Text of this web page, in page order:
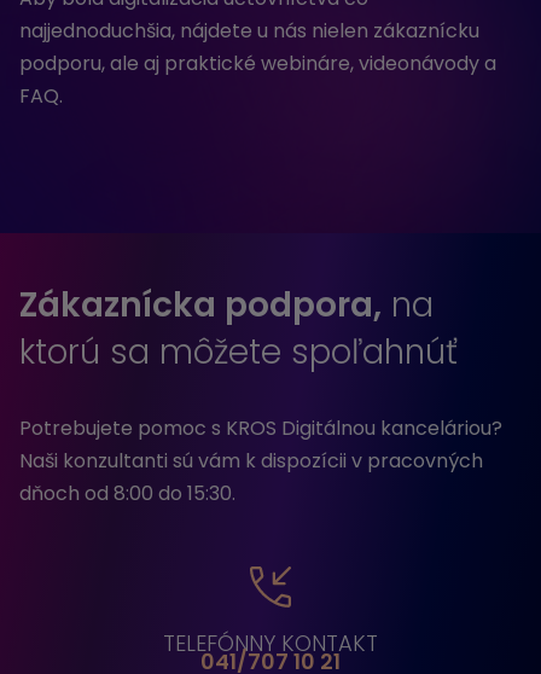
najjednoduchšia, nájdete u nás nielen zákaznícku
podporu, ale aj praktické webináre, videonávody a
FAQ.
Zákaznícka podpora, na
ktorú sa môžete spoľahnúť
Potrebujete pomoc s KROS Digitálnou kanceláriou?
Naši konzultanti sú vám k dispozícii v pracovných
dňoch od 8:00 do 15:30.
TELEFÓNNY KONTAKT
041/707 10 21